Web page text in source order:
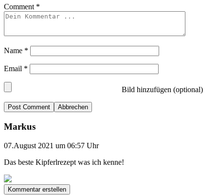
Comment *
Name *
Email *
Bild hinzufügen (optional)
Abbrechen
Markus
07.August 2021 um 06:57 Uhr
Das beste Kipferlrezept was ich kenne!
Kommentar erstellen